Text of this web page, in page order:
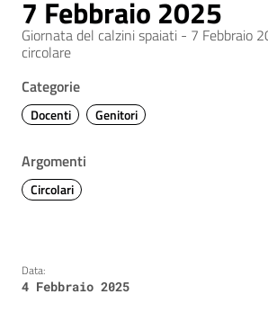
7 Febbraio 2025
Giornata del calzini spaiati - 7 Febbraio
circolare
Categorie
Docenti Genitori
Argomenti
Circolari
Data:
4 Febbraio 2025